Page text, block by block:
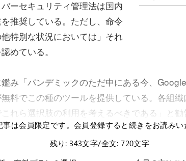
ーセキュリティ管理法は国内
推奨している。ただし、命令
特別な状況においては」それ
めている。
み「パンデミックのただ中にある今、
料でこの種のツールを提供している。各組
れら選択肢の利用を考えるべきである」と勧
事は会員限定です。会員登録すると続きをお読みい
残り: 343文字/全文: 720文字